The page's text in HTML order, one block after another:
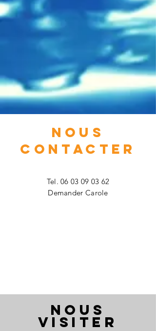
NOUS
CONTACTER
Tel.06 03 09 03 62
Demander Carole
NOUS
VISITER